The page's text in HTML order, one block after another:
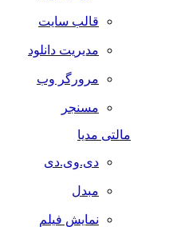
قالب سایت
مدیریت دانلود
مرورگر وب
مسنجر
مالتی مدیا
دی.وی.دی
مبدل
نمایش فیلم